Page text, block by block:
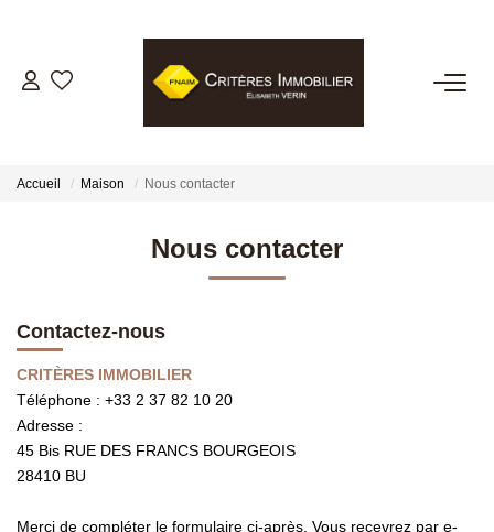
LOCATIONS
GESTION LOCATIVE
BIENS VENDUS
NOTRE AGENCE
Accueil Maison Nous contacter
Nous contacter
Contactez-nous
CRITÈRES IMMOBILIER
Téléphone : +33 2 37 82 10 20
Adresse :
45 Bis RUE DES FRANCS BOURGEOIS
28410 BU
Merci de compléter le formulaire ci-après. Vous recevrez par e-